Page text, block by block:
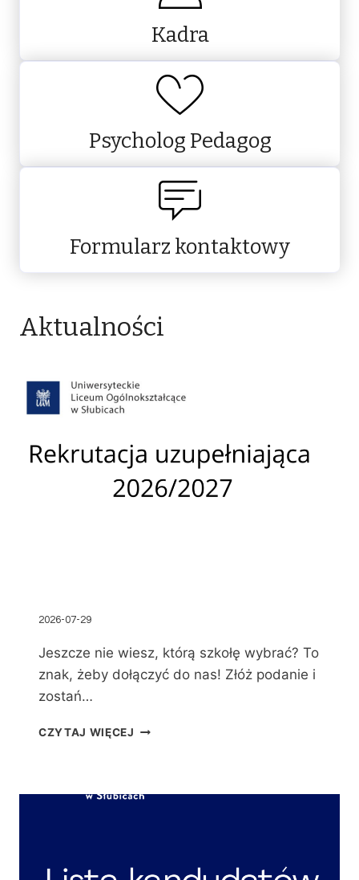
Kadra
Psycholog Pedagog
Formularz kontaktowy
Aktualności
2026-07-29
Jeszcze nie wiesz, którą szkołę wybrać? To
znak, żeby dołączyć do nas! Złóż podanie i
zostań…
CZYTAJ WIĘCEJ